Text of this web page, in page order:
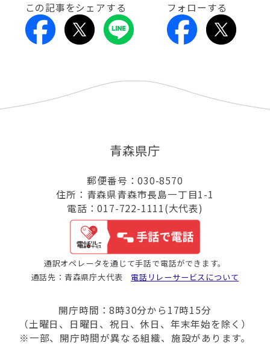
この記事をシェアする フォローする
青森県庁
郵便番号：030-8570
住所：青森県青森市長島一丁目1-1
電話：017-722-1111(大代表)
通訳オペレータを通じて手話で電話ができます。
通話先：青森県庁大代表 電話リレーサービスについて
開庁時間：8時30分から17時15分
（土曜日、日曜日、祝日、休日、年末年始を除く）
※一部、開庁時間が異なる組織、施設があります。